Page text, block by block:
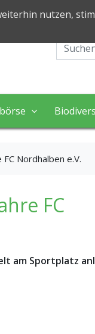
nutzen,
Nordhalben e.V.
FC
am Sportplatz